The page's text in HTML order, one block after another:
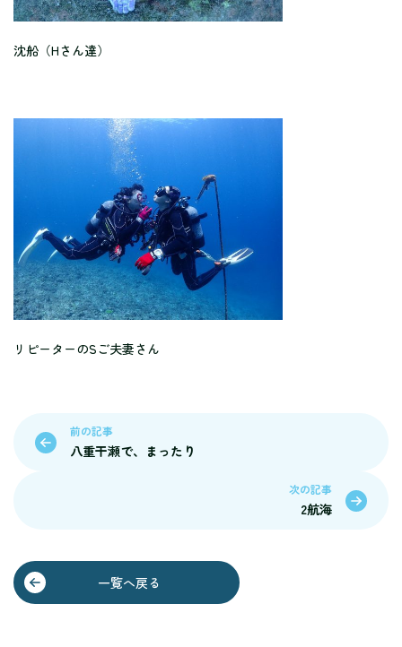
沈船（Hさん達）
リピーターのSご夫妻さん
前の記事
八重干瀬で、まったり
次の記事
2航海
一覧へ戻る